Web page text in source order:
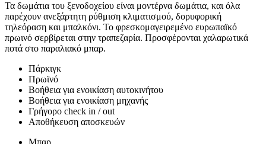
Τα δωμάτια του ξενοδοχείου είναι μοντέρνα δωμάτια, και όλα
παρέχουν ανεξάρτητη ρύθμιση κλιματισμού, δορυφορική
τηλεόραση και μπαλκόνι. Το φρεσκομαγειρεμένο ευρωπαϊκό
πρωινό σερβίρεται στην τραπεζαρία. Προσφέρονται χαλαρωτικά
ποτά στο παραλιακό μπαρ.
Πάρκιγκ
Πρωϊνό
Βοήθεια για ενοικίαση αυτοκινήτου
Βοήθεια για ενοικίαση μηχανής
Γρήγορο check in / out
Αποθήκευση αποσκευών